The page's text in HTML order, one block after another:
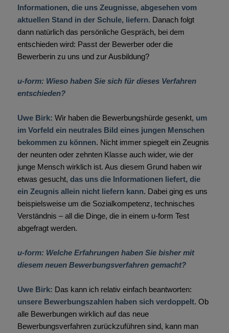
Informationen, die uns Zeugnisse, abgesehen vom
aktuellen Stand in der Schule, liefern. Danach folgt
dann natürlich das persönliche Gespräch, bei dem
entschieden wird: Passt der Bewerber oder die
Bewerberin zu uns und zur Ausbildung?
u-form: Wieso haben Sie sich für dieses Verfahren
entschieden?
Uwe Birk: Wir haben die Bewerbungshürde gesenkt, um
im Vorfeld ein neutrales Bild eines jungen Menschen
bekommen zu können. Nicht immer spiegelt ein Zeugnis
der neunten oder zehnten Klasse auch wider, wie der
junge Mensch wirklich ist. Aus diesem Grund haben wir
etwas gesucht, das uns die Informationen liefert, die
ein Zeugnis allein nicht liefern kann. Dabei ging es uns
beispielsweise um die Sozialkompetenz, technisches
Verständnis – all die Dinge, die in einem u-form Test
abgefragt werden.
u-form: Welche Erfahrungen haben Sie bisher mit
diesem neuen Bewerbungsverfahren gemacht?
Uwe Birk: Das kann ich relativ einfach beantworten:
unsere Bewerbungszahlen haben sich verdoppelt. Ob
alle Bewerbungen wirklich auf das neue
Bewerbungsverfahren zurückzuführen sind, kann man